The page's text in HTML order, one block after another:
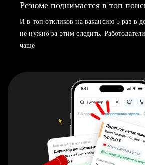
Резюме поднимается в топ
И в топ откликов на вакансию 5 раз в
не нужно за этим следить.
чаще